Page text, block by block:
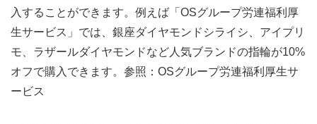
入することができます。例えば「OSグループ労連福利厚
生サービス」では、銀座ダイヤモンドシライシ、アイプリ
モ、ラザールダイヤモンドなど人気ブランドの指輪が10%
オフで購入できます。 参照：OSグループ労連福利厚生サ
ービス